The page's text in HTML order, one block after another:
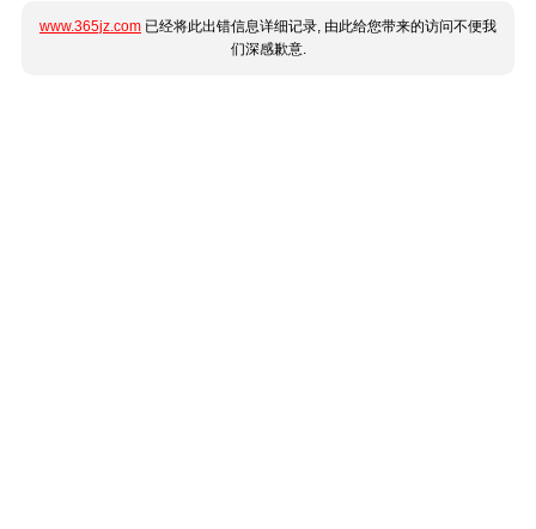
www.365jz.com 已经将此出错信息详细记录, 由此给您带来的访问不便我
们深感歉意.